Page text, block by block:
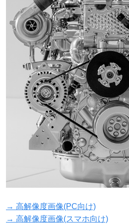
→ 高解像度画像(PC向け)
→ 高解像度画像(スマホ向け)